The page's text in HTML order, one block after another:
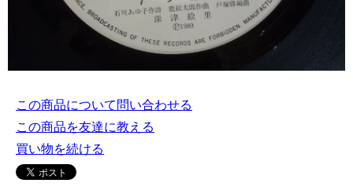
この商品について問い合わせる
この商品を友達に教える
買い物を続ける